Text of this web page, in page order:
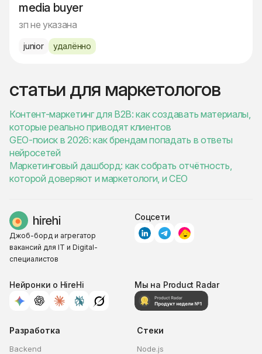
media buyer
зп не указана
junior удалённо
статьи для маркетологов
Контент-маркетинг для B2B: как создавать материалы,
которые реально приводят клиентов
GEO-поиск в 2026: как брендам попадать в ответы
нейросетей
Маркетинговый дашборд: как собрать отчётность,
которой доверяют и маркетологи, и CEO
Джоб-борд и агрегатор
вакансий для IT и Digital-
специалистов
Соцсети
Нейронки о HireHi Мы на Product Radar
Разработка
Backend
Стеки
Node.js